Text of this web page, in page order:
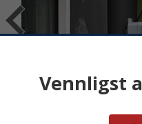
Vennligst